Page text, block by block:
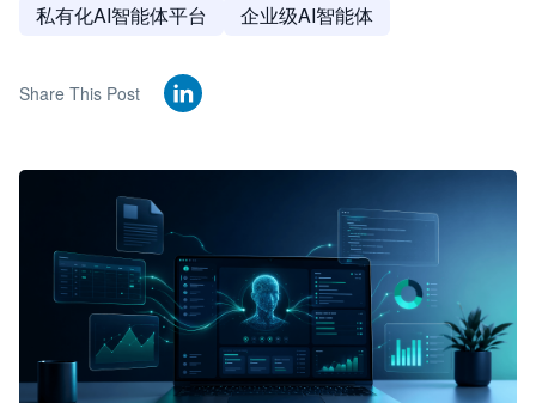
私有化AI智能体平台
企业级AI智能体
Share This Post